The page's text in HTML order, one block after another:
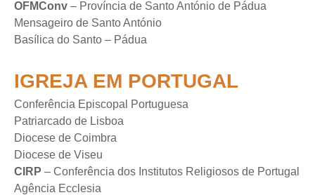
OFMConv – Província de Santo António de Pádua
Mensageiro de Santo António
Basílica do Santo – Pádua
IGREJA EM PORTUGAL
Conferência Episcopal Portuguesa
Patriarcado de Lisboa
Diocese de Coimbra
Diocese de Viseu
CIRP – Conferência dos Institutos Religiosos de Portugal
Agência Ecclesia